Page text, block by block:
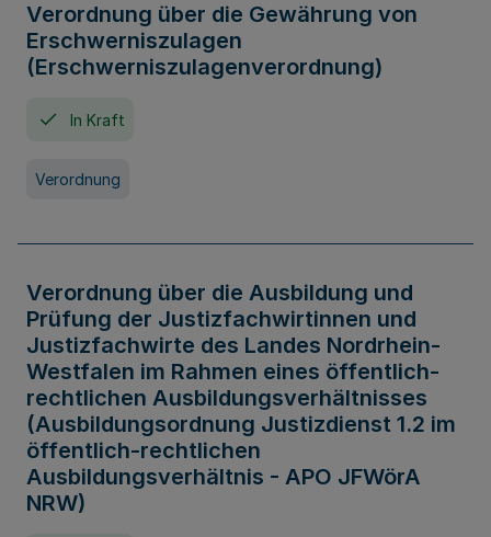
Verordnung über die Gewährung von
Erschwerniszulagen
(Erschwerniszulagenverordnung)
In Kraft
Verordnung
Verordnung über die Ausbildung und
Prüfung der Justizfachwirtinnen und
Justizfachwirte des Landes Nordrhein-
Westfalen im Rahmen eines öffentlich-
rechtlichen Ausbildungsverhältnisses
(Ausbildungsordnung Justizdienst 1.2 im
öffentlich-rechtlichen
Ausbildungsverhältnis - APO JFWörA
NRW)